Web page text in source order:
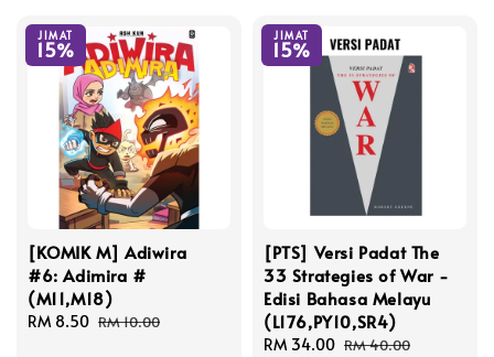
JIMAT
15%
[KOMIK M] Adiwira
#6: Adimira #
(M11,M18)
Sale
RM 8.50 Regular
RM 10.00
JIMAT
15%
[PTS] Versi Padat The
33 Strategies of War -
Edisi Bahasa Melayu
(L176,PY10,SR4)
Sale
RM 34.00 Regular
RM 40.00